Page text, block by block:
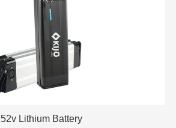
52v Lithium Battery